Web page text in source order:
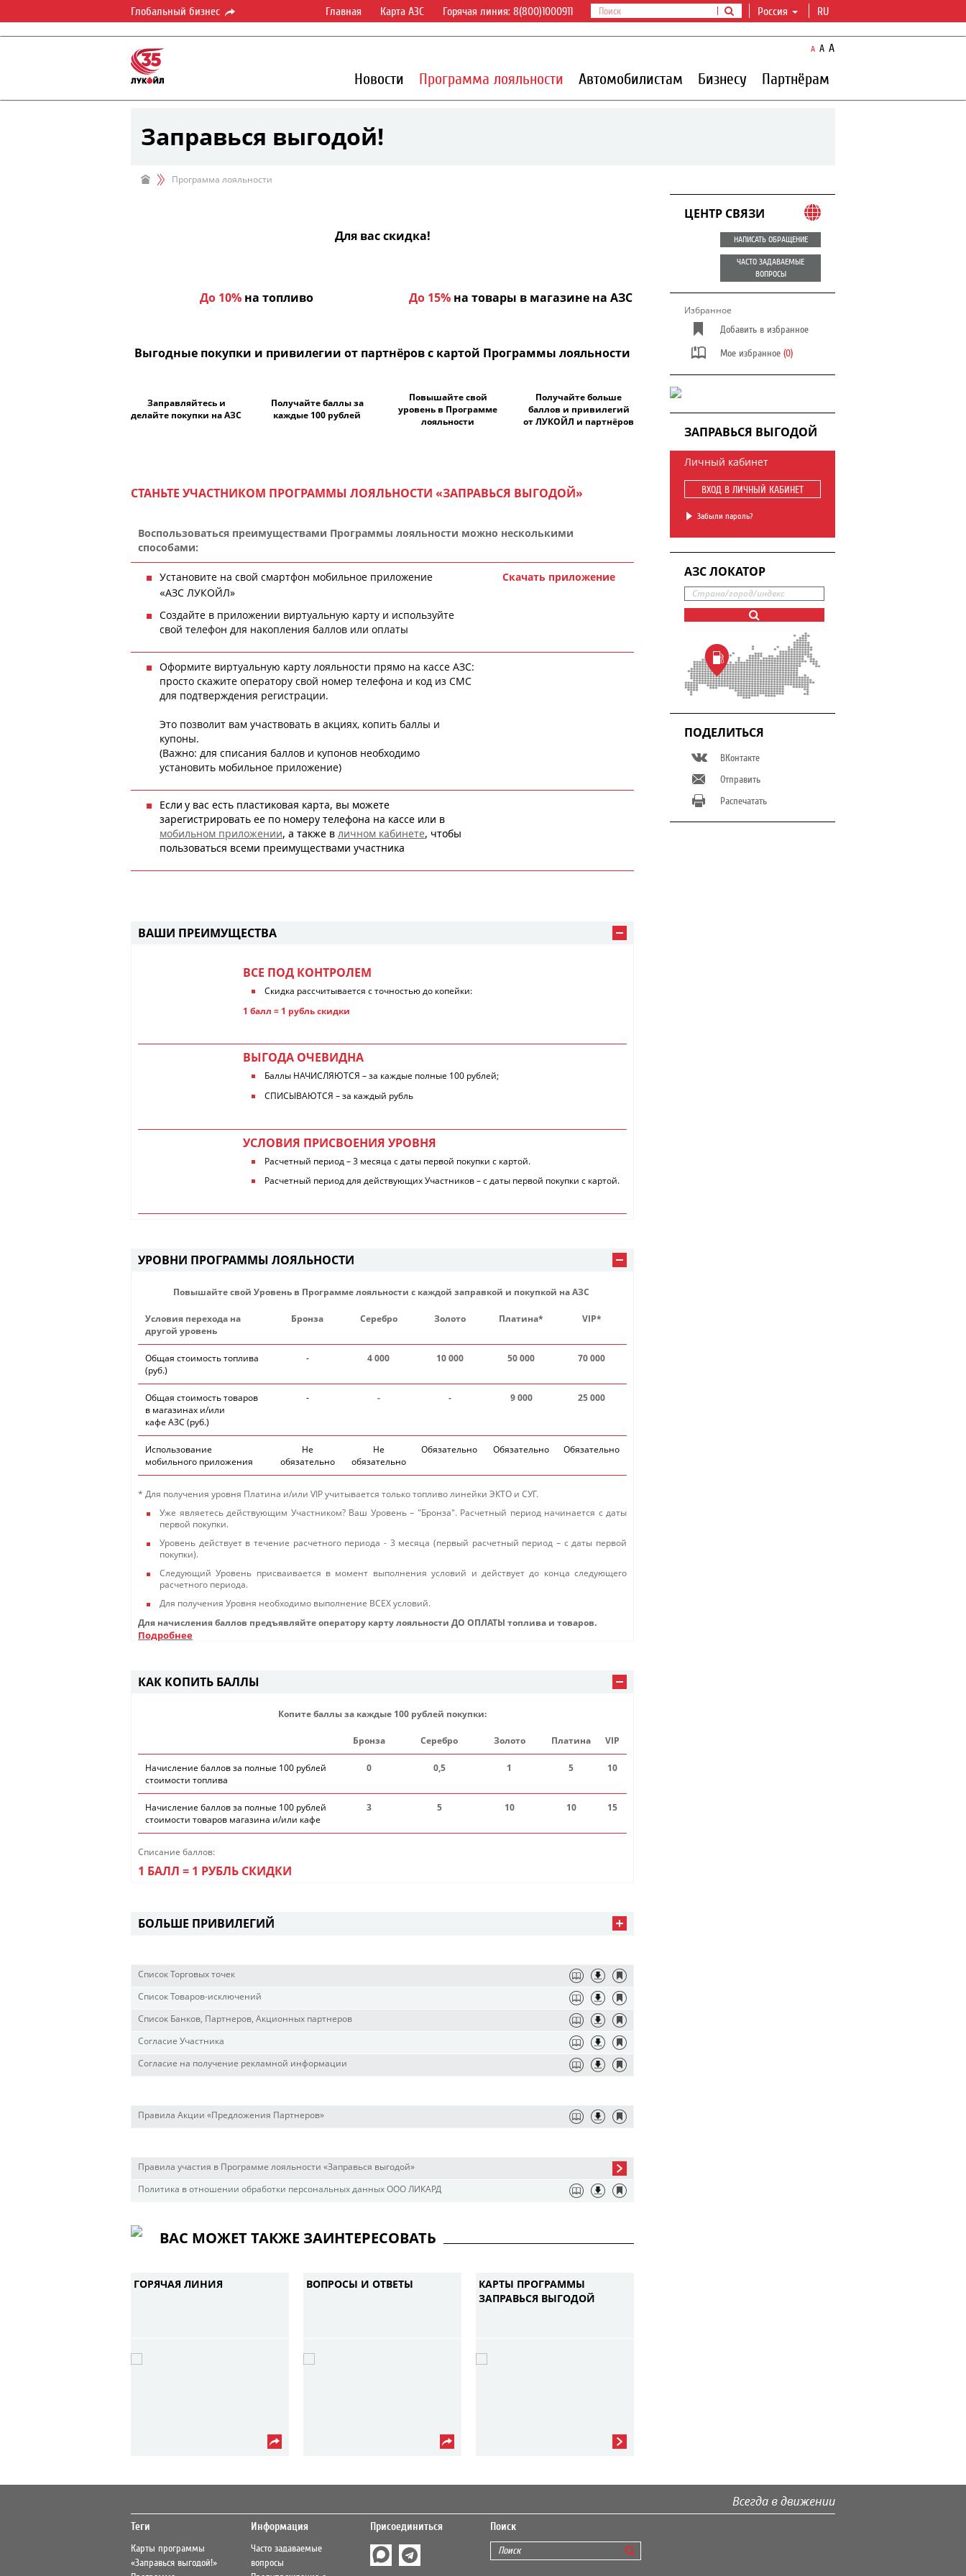
Глобальный бизнес Россия RU
Главная Карта АЗС Горячая линия: 8(800)1000911
A A A
Новости Программа лояльности Автомобилистам Бизнесу Партнёрам
Заправься выгодой!
Программа лояльности
Для вас скидка!
До 10% на топливо До 15% на товары в магазине на АЗС
Выгодные покупки и привилегии от партнёров с картой Программы лояльности
Заправляйтесь и
делайте покупки на АЗС
Получайте баллы за
каждые 100 рублей
Повышайте свой
уровень в Программе
лояльности
Получайте больше
баллов и привилегий
от ЛУКОЙЛ и партнёров
СТАНЬТЕ УЧАСТНИКОМ ПРОГРАММЫ ЛОЯЛЬНОСТИ «ЗАПРАВЬСЯ ВЫГОДОЙ»
Воспользоваться преимуществами Программы лояльности можно несколькими
способами:
Установите на свой смартфон мобильное приложение
«АЗС ЛУКОЙЛ»
Создайте в приложении виртуальную карту и используйте
свой телефон для накопления баллов или оплаты
Скачать приложение
Оформите виртуальную карту лояльности прямо на кассе АЗС:
просто скажите оператору свой номер телефона и код из СМС
для подтверждения регистрации.
Это позволит вам участвовать в акциях, копить баллы и
купоны.
(Важно: для списания баллов и купонов необходимо
установить мобильное приложение)
Если у вас есть пластиковая карта, вы можете
зарегистрировать ее по номеру телефона на кассе или в
мобильном приложении, а также в личном кабинете, чтобы
пользоваться всеми преимуществами участника
ВАШИ ПРЕИМУЩЕСТВА
ВСЕ ПОД КОНТРОЛЕМ
Скидка рассчитывается с точностью до копейки:
1 балл = 1 рубль скидки
ВЫГОДА ОЧЕВИДНА
Баллы НАЧИСЛЯЮТСЯ – за каждые полные 100 рублей;
СПИСЫВАЮТСЯ – за каждый рубль
УСЛОВИЯ ПРИСВОЕНИЯ УРОВНЯ
Расчетный период – 3 месяца с даты первой покупки с картой.
Расчетный период для действующих Участников – с даты первой покупки с картой.
УРОВНИ ПРОГРАММЫ ЛОЯЛЬНОСТИ
Повышайте свой Уровень в Программе лояльности с каждой заправкой и покупкой на АЗС
Условия перехода на
другой уровень
Бронза Серебро Золото Платина* VIP*
Общая стоимость топлива
(руб.)
- 4 000 10 000 50 000 70 000
Общая стоимость товаров
в магазинах и/или
кафе АЗС (руб.)
- - - 9 000 25 000
Использование
мобильного приложения
Не
обязательно
Не
обязательно
Обязательно Обязательно Обязательно
* Для получения уровня Платина и/или VIP учитывается только топливо линейки ЭКТО и СУГ.
Уже являетесь действующим Участником? Ваш Уровень – "Бронза". Расчетный период начинается с даты
первой покупки.
Уровень действует в течение расчетного периода - 3 месяца (первый расчетный период – с даты первой
покупки).
Следующий Уровень присваивается в момент выполнения условий и действует до конца следующего
расчетного периода.
Для получения Уровня необходимо выполнение ВСЕХ условий.
Для начисления баллов предъявляйте оператору карту лояльности ДО ОПЛАТЫ топлива и товаров.
Подробнее
КАК КОПИТЬ БАЛЛЫ
Копите баллы за каждые 100 рублей покупки:
Бронза Серебро Золото Платина VIP
Начисление баллов за полные 100 рублей
стоимости топлива
0 0,5 1 5 10
Начисление баллов за полные 100 рублей
стоимости товаров магазина и/или кафе
3 5 10 10 15
Списание баллов:
1 БАЛЛ = 1 РУБЛЬ СКИДКИ
БОЛЬШЕ ПРИВИЛЕГИЙ
Список Торговых точек
Список Товаров-исключений
Список Банков, Партнеров, Акционных партнеров
Согласие Участника
Согласие на получение рекламной информации
Правила Акции «Предложения Партнеров»
Правила участия в Программе лояльности «Заправься выгодой»
Политика в отношении обработки персональных данных ООО ЛИКАРД
ВАС МОЖЕТ ТАКЖЕ ЗАИНТЕРЕСОВАТЬ
ГОРЯЧАЯ ЛИНИЯ ВОПРОСЫ И ОТВЕТЫ
КАРТЫ ПРОГРАММЫ
ЗАПРАВЬСЯ ВЫГОДОЙ
ЦЕНТР СВЯЗИ
НАПИСАТЬ ОБРАЩЕНИЕ
ЧАСТО ЗАДАВАЕМЫЕ
ВОПРОСЫ
Избранное
Добавить в избранное
Мое избранное (0)
ЗАПРАВЬСЯ ВЫГОДОЙ
Личный кабинет
ВХОД В ЛИЧНЫЙ КАБИНЕТ
Забыли пароль?
АЗС ЛОКАТОР
ПОДЕЛИТЬСЯ
ВКонтакте
Отправить
Распечатать
Теги
Карты программы
«Заправься выгодой!»
Информация
Часто задаваемые
вопросы
Присоединиться Поиск